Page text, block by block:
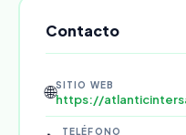
Contacto
🌐SITIO WEB
https://
TELÉFONO